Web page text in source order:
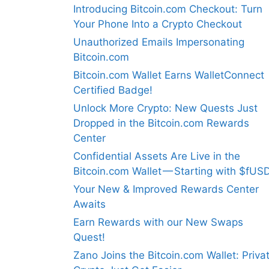
Introducing Bitcoin.com Checkout: Turn
Your Phone Into a Crypto Checkout
Unauthorized Emails Impersonating
Bitcoin.com
Bitcoin.com Wallet Earns WalletConnect
Certified Badge!
Unlock More Crypto: New Quests Just
Dropped in the Bitcoin.com Rewards
Center
Confidential Assets Are Live in the
Bitcoin.com Wallet — Starting with
Your New & Improved Rewards Center
Awaits
Earn Rewards with our New Swaps
Quest!
Zano Joins the Bitcoin.com Wallet: